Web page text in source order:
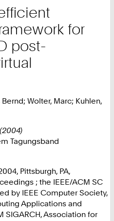
for
post-
Wolter, Marc; Kuhlen,
Tagungsband
Pittsburgh, PA,
; the IEEE/ACM SC
by IEEE Computer Society,
Applications and
SIGARCH, Association for